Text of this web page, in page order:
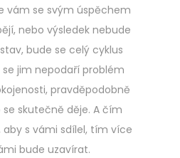
vám se svým úspěchem
nebo výsledek nebude
bude se celý cyklus
se jim nepodaří problém
pravděpodobně
skutečně děje. A čím
s vámi sdílel, tím více
bude uzavírat.